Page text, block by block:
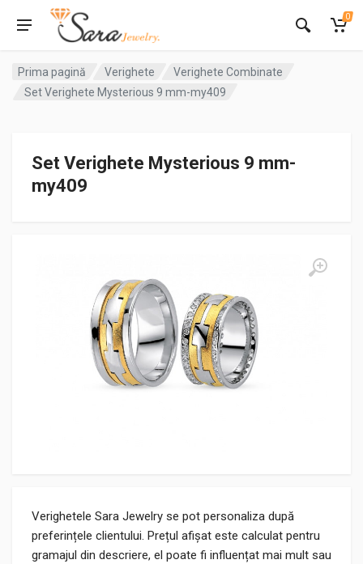
0
Prima pagină Verighete
Verighete Combinate
Set Verighete Mysterious 9 mm-my409
Set Verighete Mysterious 9 mm-
my409
Verighetele Sara Jewelry se pot personaliza după
preferințele clientului. Prețul afișat este calculat pentru
gramajul din descriere, el poate fi influențat mai mult sau